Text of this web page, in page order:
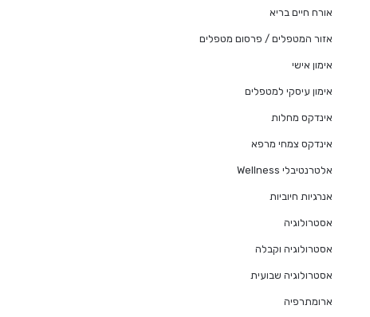
אורח חיים בריא
אזור המטפלים / פרסום מטפלים
אימון אישי
אימון עיסקי למטפלים
אינדקס מחלות
אינדקס צמחי מרפא
אלטרנטיבלי Wellness
אנרגיות חיוביות
אסטרולוגיה
אסטרולוגיה וקבלה
אסטרולוגיה שבועית
ארומתרפיה